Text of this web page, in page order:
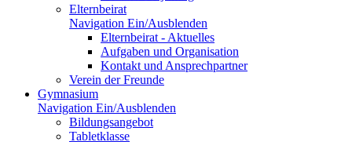
Elternbeirat
Navigation Ein/Ausblenden
Elternbeirat - Aktuelles
Aufgaben und Organisation
Kontakt und Ansprechpartner
Verein der Freunde
Gymnasium
Navigation Ein/Ausblenden
Bildungsangebot
Tabletklasse